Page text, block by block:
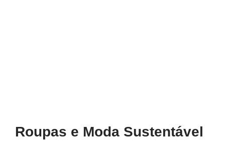
Roupas e Moda Sustentável